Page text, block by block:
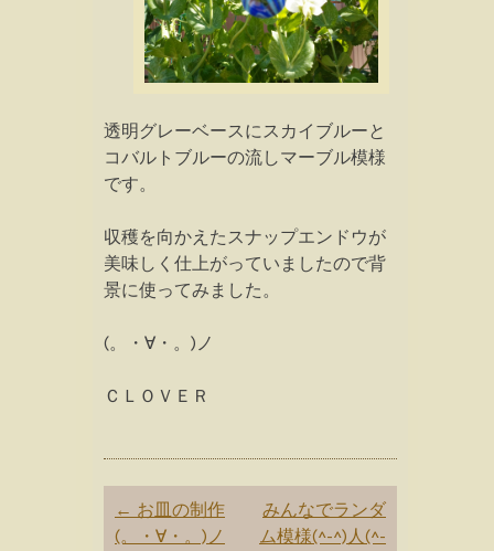
透明グレーベースにスカイブルーと
コバルトブルーの流しマーブル模様
です。
収穫を向かえたスナップエンドウが
美味しく仕上がっていましたので背
景に使ってみました。
(。・∀・。)ノ
ＣＬＯＶＥＲ
Post
navigation
← お皿の制作
(。・∀・。)ノ
みんなでランダ
ム模様(^-^)人(^-